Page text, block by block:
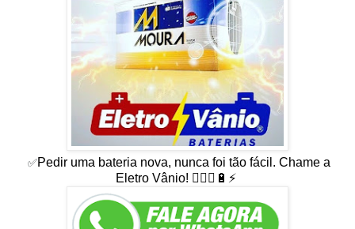
✅Pedir uma bateria nova, nunca foi tão fácil. Chame a
Eletro Vânio! 👨🏻‍⚕🔋⚡